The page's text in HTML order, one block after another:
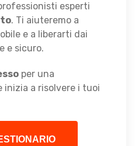
esperti
. Ti aiuteremo a
e a liberarti dai
e sicuro.
per una
a risolvere i tuoi